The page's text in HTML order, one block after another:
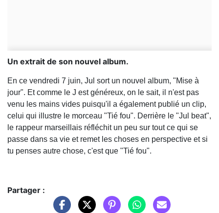
Un extrait de son nouvel album.
En ce vendredi 7 juin, Jul sort un nouvel album, "Mise à
jour". Et comme le J est généreux, on le sait, il n'est pas
venu les mains vides puisqu'il a également publié un clip,
celui qui illustre le morceau "Tié fou". Derrière le "Jul beat",
le rappeur marseillais réfléchit un peu sur tout ce qui se
passe dans sa vie et remet les choses en perspective et si
tu penses autre chose, c'est que "Tié fou".
Partager :